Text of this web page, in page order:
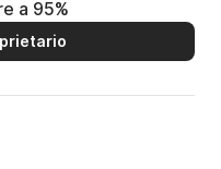
a 95%